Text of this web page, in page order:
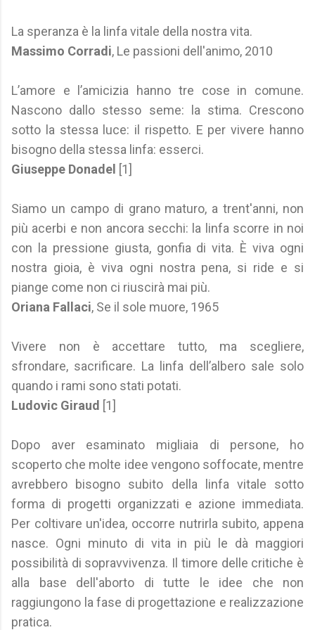
La speranza è la linfa vitale della nostra vita.
Massimo Corradi, Le passioni dell'animo, 2010
L’amore e l’amicizia hanno tre cose in comune.
Nascono dallo stesso seme: la stima. Crescono
sotto la stessa luce: il rispetto. E per vivere hanno
bisogno della stessa linfa: esserci.
Giuseppe Donadel [1]
Siamo un campo di grano maturo, a trent'anni, non
più acerbi e non ancora secchi: la linfa scorre in noi
con la pressione giusta, gonfia di vita. È viva ogni
nostra gioia, è viva ogni nostra pena, si ride e si
piange come non ci riuscirà mai più.
Oriana Fallaci, Se il sole muore, 1965
Vivere non è accettare tutto, ma scegliere,
sfrondare, sacrificare. La linfa dell’albero sale solo
quando i rami sono stati potati.
Ludovic Giraud [1]
Dopo aver esaminato migliaia di persone, ho
scoperto che molte idee vengono soffocate, mentre
avrebbero bisogno subito della linfa vitale sotto
forma di progetti organizzati e azione immediata.
Per coltivare un'idea, occorre nutrirla subito, appena
nasce. Ogni minuto di vita in più le dà maggiori
possibilità di sopravvivenza. Il timore delle critiche è
alla base dell'aborto di tutte le idee che non
raggiungono la fase di progettazione e realizzazione
pratica.